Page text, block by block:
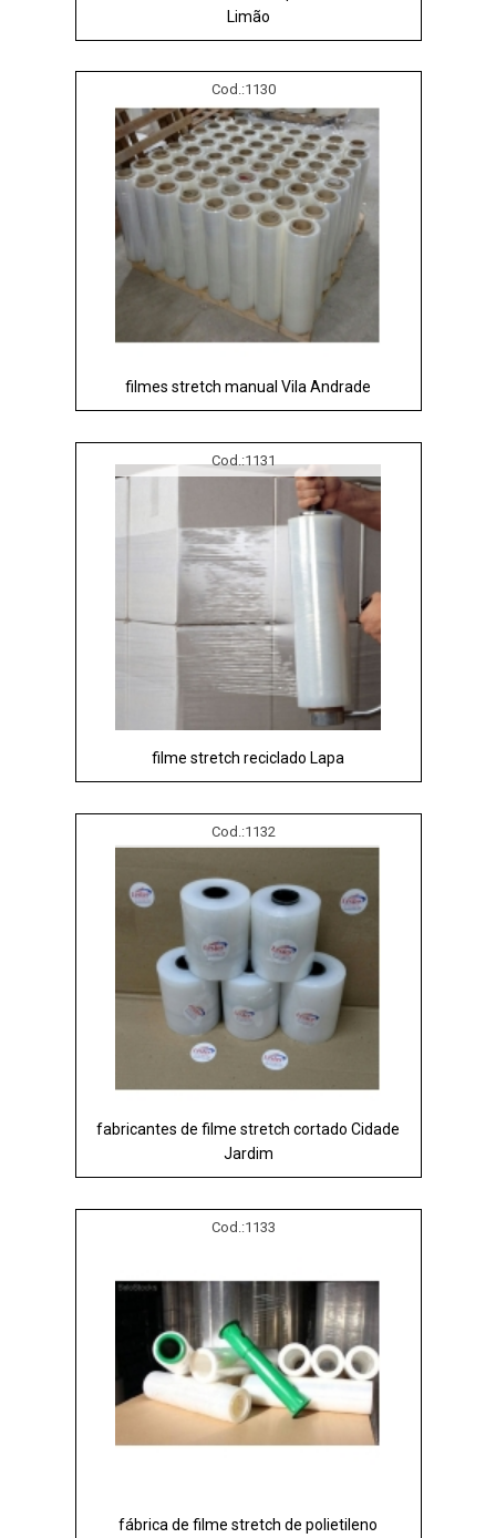
Limão
Cod.:1130
filmes stretch manual Vila Andrade
Cod.:1131
filme stretch reciclado Lapa
Cod.:1132
fabricantes de filme stretch cortado Cidade
Jardim
Cod.:1133
fábrica de filme stretch de polietileno